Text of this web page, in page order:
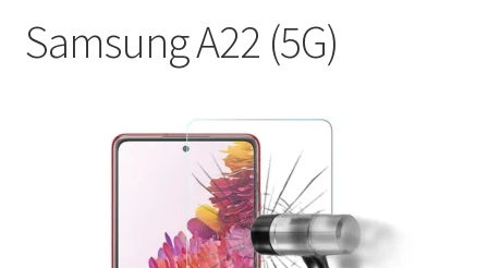
Cookie Policy (EU)
Müügitingimused
Samsung A22 (5G)